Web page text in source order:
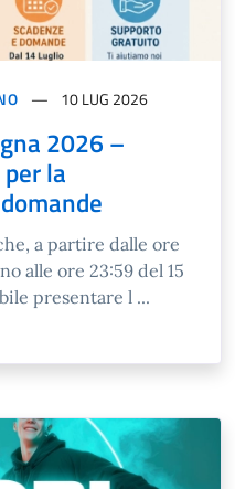
10 LUG 2026
2026 –
la
a partire dalle ore
alle ore 23:59 del 15
presentare l ...